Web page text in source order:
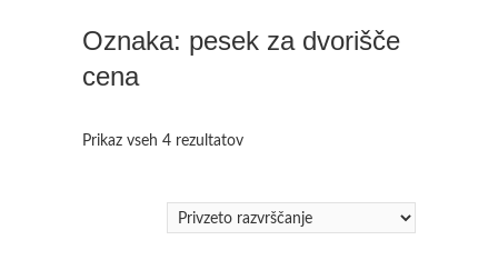
Oznaka: pesek za dvorišče
cena
Prikaz vseh 4 rezultatov